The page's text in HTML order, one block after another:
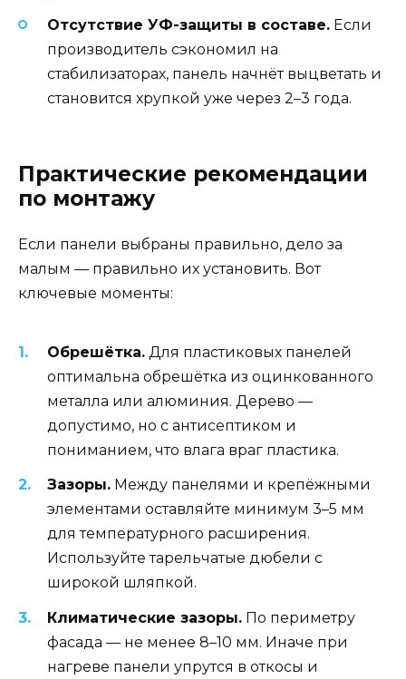
Отсутствие УФ-защиты в составе. Если
производитель сэкономил на
стабилизаторах, панель начнёт выцветать и
становится хрупкой уже через 2–3 года.
Практические рекомендации
по монтажу
Если панели выбраны правильно, дело за
малым — правильно их установить. Вот
ключевые моменты:
Обрешётка. Для пластиковых панелей
оптимальна обрешётка из оцинкованного
металла или алюминия. Дерево —
допустимо, но с антисептиком и
пониманием, что влага враг пластика.
Зазоры. Между панелями и крепёжными
элементами оставляйте минимум 3–5 мм
для температурного расширения.
Используйте тарельчатые дюбели с
широкой шляпкой.
Климатические зазоры. По периметру
фасада — не менее 8–10 мм. Иначе при
нагреве панели упрутся в откосы и